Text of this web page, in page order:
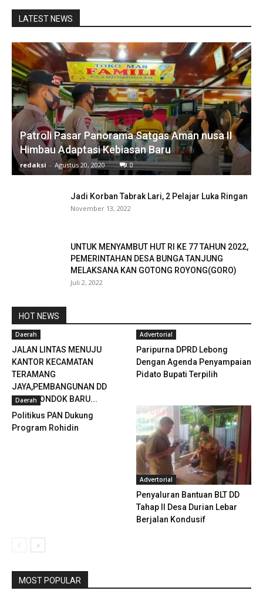
LATEST NEWS
Patroli Pasar Panorama Satgas Aman nusa II
Himbau Adaptasi Kebiasan Baru
redaksi - Agustus 20, 2020 0
Jadi Korban Tabrak Lari, 2 Pelajar Luka Ringan
November 13, 2022
UNTUK MENYAMBUT HUT RI KE 77 TAHUN 2022,
PEMERINTAHAN DESA BUNGA TANJUNG
MELAKSANA KAN GOTONG ROYONG(GORO)
Juli 2, 2022
HOT NEWS
Daerah
JALAN LINTAS MENUJU
KANTOR KECAMATAN
TERAMANG
JAYA,PEMBANGUNAN DD
DESA PONDOK BARU...
Advertorial
Paripurna DPRD Lebong
Dengan Agenda Penyampaian
Pidato Bupati Terpilih
Daerah
Politikus PAN Dukung
Program Rohidin
Advertorial
Penyaluran Bantuan BLT DD
Tahap II Desa Durian Lebar
Berjalan Kondusif
MOST POPULAR